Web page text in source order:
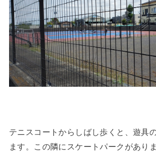
テニスコートからしばし歩くと、遊具
ます。この隣にスケートパークがありま